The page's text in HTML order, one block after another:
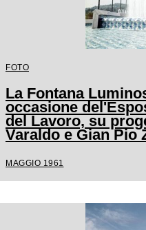
FOTO
La Fontana
occasione
del Lavoro, su
Varaldo e Gian Pio
MAGGIO 1961